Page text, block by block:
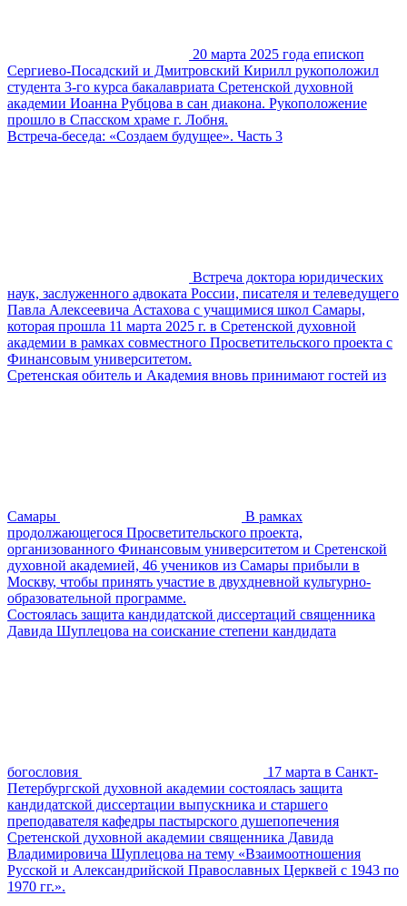
20 марта 2025 года епископ
Сергиево-Посадский и Дмитровский Кирилл рукоположил
студента 3-го курса бакалавриата Сретенской духовной
академии Иоанна Рубцова в сан диакона. Рукоположение
прошло в Спасском храме г. Лобня.
Встреча-беседа: «Создаем будущее». Часть 3
Встреча доктора юридических
наук, заслуженного адвоката России, писателя и телеведущего
Павла Алексеевича Астахова с учащимися школ Самары,
которая прошла 11 марта 2025 г. в Сретенской духовной
академии в рамках совместного Просветительского проекта с
Финансовым университетом.
Сретенская обитель и Академия вновь принимают гостей из
Самары
В рамках
продолжающегося Просветительского проекта,
организованного Финансовым университетом и Сретенской
духовной академией, 46 учеников из Самары прибыли в
Москву, чтобы принять участие в двухдневной культурно-
образовательной программе.
Состоялась защита кандидатской диссертаций священника
Давида Шуплецова на соискание степени кандидата
богословия
17 марта в Санкт-
Петербургской духовной академии состоялась защита
кандидатской диссертации выпускника и старшего
преподавателя кафедры пастырского душепопечения
Сретенской духовной академии священника Давида
Владимировича Шуплецова на тему «Взаимоотношения
Русской и Александрийской Православных Церквей с 1943 по
1970 гг.».